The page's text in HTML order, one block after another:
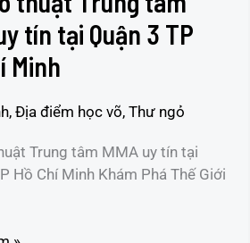
tín tại Quận 3 TP
Minh
, Địa điểm học võ, Thư ngỏ
Trung tâm MMA uy tín tại
Hồ Chí Minh Khám Phá Thế Giới